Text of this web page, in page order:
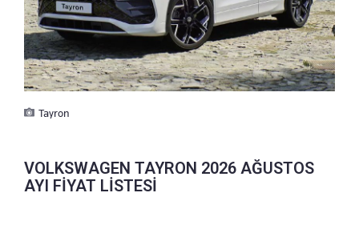
Tayron
VOLKSWAGEN TAYRON 2026 AĞUSTOS
AYI FİYAT LİSTESİ